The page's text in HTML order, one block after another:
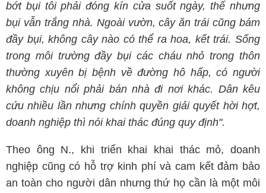
bớt bụi tôi phải đóng kín cửa suốt ngày, thế nhưng
bụi vẫn trắng nhà. Ngoài vườn, cây ăn trái cũng bám
đầy bụi, không cây nào có thể ra hoa, kết trái. Sống
trong môi trường đầy bụi các cháu nhỏ trong thôn
thường xuyên bị bệnh về đường hô hấp, có người
không chịu nổi phải bán nhà đi nơi khác. Dân kêu
cứu nhiều lần nhưng chính quyền giải quyết hời hợt,
doanh nghiệp thì nói khai thác đúng quy định".
Theo ông N., khi triển khai khai thác mỏ, doanh
nghiệp cũng có hỗ trợ kinh phí và cam kết đảm bảo
an toàn cho người dân nhưng thứ họ cần là một môi